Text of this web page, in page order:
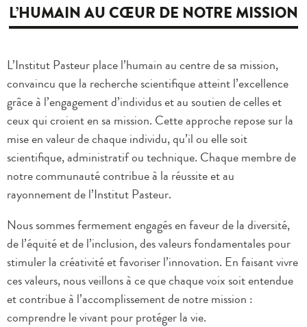
L’HUMAIN AU CŒUR DE NOTRE MISSION
L’Institut Pasteur place l’humain au centre de sa mission,
convaincu que la recherche scientifique atteint l’excellence
grâce à l’engagement d’individus et au soutien de celles et
ceux qui croient en sa mission. Cette approche repose sur la
mise en valeur de chaque individu, qu’il ou elle soit
scientifique, administratif ou technique. Chaque membre de
notre communauté contribue à la réussite et au
rayonnement de l’Institut Pasteur.
Nous sommes fermement engagés en faveur de la diversité,
de l’équité et de l’inclusion, des valeurs fondamentales pour
stimuler la créativité et favoriser l’innovation. En faisant vivre
ces valeurs, nous veillons à ce que chaque voix soit entendue
et contribue à l’accomplissement de notre mission :
comprendre le vivant pour protéger la vie.